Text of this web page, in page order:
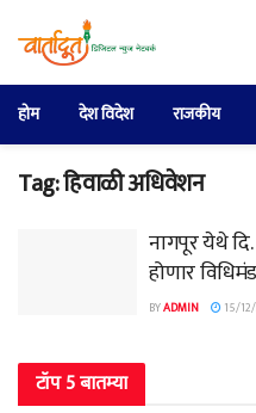
होम देश विदेश राजकीय
Tag:हिवाळी अधिवेशन
नागपूर येथे
होणार
BYADMIN 15/
टॉप 5 बातम्या